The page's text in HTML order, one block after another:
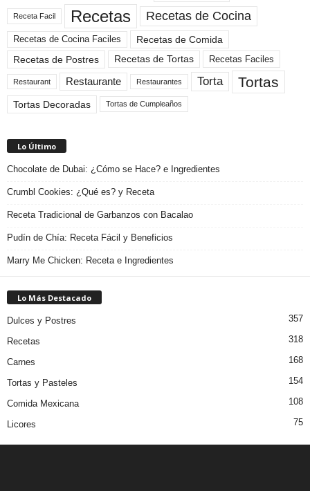
Receta Facil Recetas Recetas de Cocina
Recetas de Cocina Faciles
Recetas de Comida
Recetas de Postres
Recetas de Tortas Recetas Faciles
Restaurant Restaurante Restaurantes Torta Tortas
Tortas Decoradas Tortas de Cumpleaños
Lo Último
Chocolate de Dubai: ¿Cómo se Hace? e Ingredientes
Crumbl Cookies: ¿Qué es? y Receta
Receta Tradicional de Garbanzos con Bacalao
Pudín de Chía: Receta Fácil y Beneficios
Marry Me Chicken: Receta e Ingredientes
Lo Más Destacado
Dulces y Postres 357
Recetas 318
Carnes 168
Tortas y Pasteles 154
Comida Mexicana 108
Licores 75